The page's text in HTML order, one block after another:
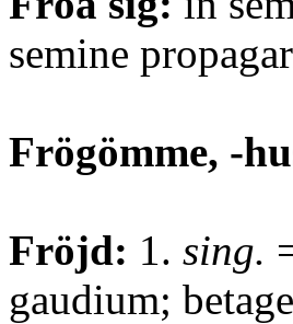
semine
Frögömme, -
Fröjd: 1. sing.
gaudium;